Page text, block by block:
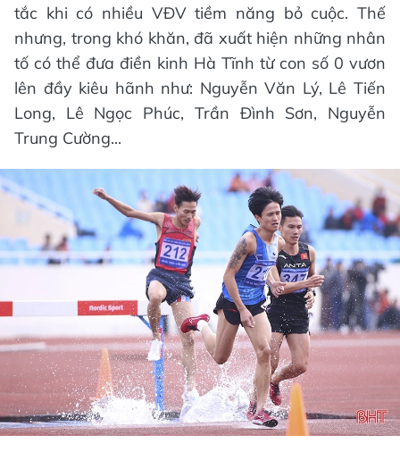
tắc khi có nhiều VĐV tiềm năng bỏ cuộc. Thế
nhưng, trong khó khăn, đã xuất hiện những nhân
tố có thể đưa điền kinh Hà Tĩnh từ con số 0 vươn
lên đầy kiêu hãnh như: Nguyễn Văn Lý, Lê Tiến
Long, Lê Ngọc Phúc, Trần Đình Sơn, Nguyễn
Trung Cường...